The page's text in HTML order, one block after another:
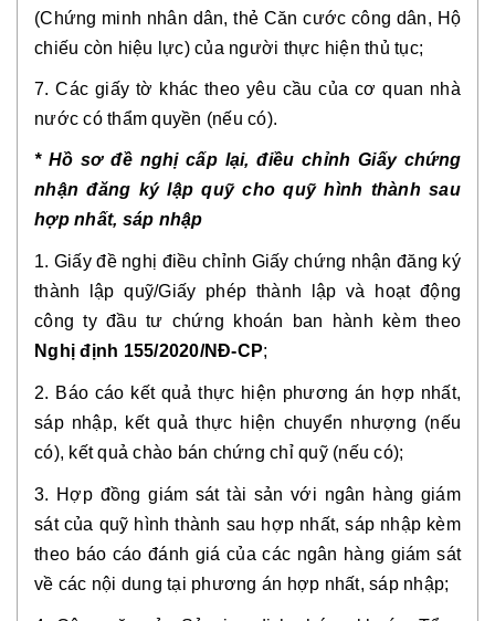
(Chứng minh nhân dân, thẻ Căn cước công dân, Hộ
chiếu còn hiệu lực) của người thực hiện thủ tục;
7. Các giấy tờ khác theo yêu cầu của cơ quan nhà
nước có thẩm quyền (nếu có).
* Hồ sơ đề nghị cấp lại, điều chỉnh Giấy chứng
nhận đăng ký lập quỹ cho quỹ hình thành sau
hợp nhất, sáp nhập
1. Giấy đề nghị điều chỉnh Giấy chứng nhận đăng ký
thành lập quỹ/Giấy phép thành lập và hoạt động
công ty đầu tư chứng khoán ban hành kèm theo
Nghị định 155/2020/NĐ-CP;
2. Báo cáo kết quả thực hiện phương án hợp nhất,
sáp nhập, kết quả thực hiện chuyển nhượng (nếu
có), kết quả chào bán chứng chỉ quỹ (nếu có);
3. Hợp đồng giám sát tài sản với ngân hàng giám
sát của quỹ hình thành sau hợp nhất, sáp nhập kèm
theo báo cáo đánh giá của các ngân hàng giám sát
về các nội dung tại phương án hợp nhất, sáp nhập;